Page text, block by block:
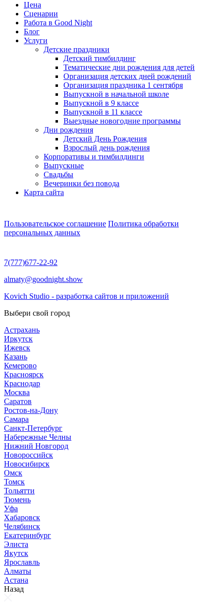
Цена
Сценарии
Работа в Good Night
Блог
Услуги
Детские праздники
Детский тимбилдинг
Тематические дни рождения для детей
Организация детских дней рождений
Организация праздника 1 сентября
Выпускной в начальной школе
Выпускной в 9 классе
Выпускной в 11 классе
Выездные новогодние программы
Дни рождения
Детский День Рождения
Взрослый день рождения
Корпоративы и тимбилдинги
Выпускные
Свадьбы
Вечеринки без повода
Карта сайта
Пользовательское соглашение Политика обработки
персональных данных
7(777)677-22-92
almaty@goodnight.show
Kovich Studio - разработка сайтов и приложений
Выбери свой город
Астрахань
Иркутск
Ижевск
Казань
Кемерово
Красноярск
Краснодар
Москва
Саратов
Ростов-на-Дону
Самара
Санкт-Петербург
Набережные Челны
Нижний Новгород
Новороссийск
Новосибирск
Омск
Томск
Тольятти
Тюмень
Уфа
Хабаровск
Челябинск
Екатеринбург
Элиста
Якутск
Ярославль
Алматы
Астана
Назад